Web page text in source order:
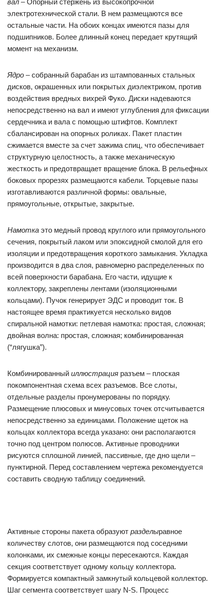
вал – Опорный стержень из высокопрочной
электротехнической стали. В нем размещаются все
остальные части. На обоих концах имеются пазы для
подшипников. Более длинный конец передает крутящий
момент на механизм.
Ядро – собранный барабан из штампованных стальных
дисков, окрашенных или покрытых диэлектриком, против
воздействия вредных вихрей Фуко. Диски надеваются
непосредственно на вал и имеют углубления для фиксации
сердечника и вала с помощью штифтов. Комплект
сбалансирован на опорных роликах. Пакет пластин
сжимается вместе за счет зажима спиц, что обеспечивает
структурную целостность, а также механическую
жесткость и предотвращает вращение блока. В рельефных
боковых прорезях размещаются кабели. Торцевые пазы
изготавливаются различной формы: овальные,
прямоугольные, открытые, закрытые.
Намотка это медный провод круглого или прямоугольного
сечения, покрытый лаком или эпоксидной смолой для его
изоляции и предотвращения короткого замыкания. Укладка
производится в два слоя, равномерно распределенных по
всей поверхности барабана. Его части, идущие к
коллектору, закреплены лентами (изоляционными
кольцами). Пучок генерирует ЭДС и проводит ток. В
настоящее время практикуется несколько видов
спиральной намотки: петлевая намотка: простая, сложная;
двойная волна: простая, сложная; комбинированная
(“лягушка”).
Комбинированный иллюстрация разъем – плоская
покомпонентная схема всех разъемов. Все слоты,
отдельные разделы пронумерованы по порядку.
Размещение плюсовых и минусовых точек отсчитывается
непосредственно за единицами. Положение щеток на
кольцах коллектора всегда указано: они располагаются
точно под центром полюсов. Активные проводники
рисуются сплошной линией, пассивные, где дно щели –
пунктирной. Перед составлением чертежа рекомендуется
составить сводную таблицу соединений.
Активные стороны пакета образуют разделыравное
количеству слотов, они размещаются под соседними
колонками, их смежные концы пересекаются. Каждая
секция соответствует одному кольцу коллектора.
Формируется компактный замкнутый кольцевой коллектор.
Шаг сегмента соответствует шагу N-S. Процесс